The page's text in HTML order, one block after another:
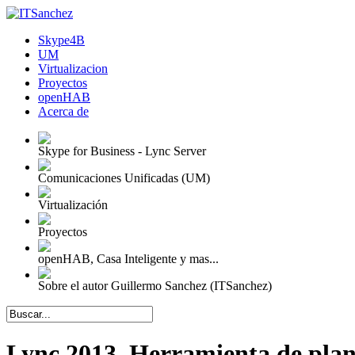
Skype4B
UM
Virtualizacion
Proyectos
openHAB
Acerca de
Skype for Business - Lync Server
Comunicaciones Unificadas (UM)
Virtualización
Proyectos
openHAB, Casa Inteligente y mas...
Sobre el autor Guillermo Sanchez (ITSanchez)